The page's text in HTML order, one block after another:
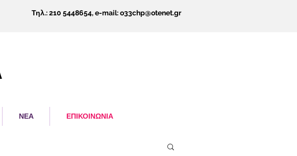
Τηλ.: 210 5448654, e-mail:o33chp@otenet.gr
ΝΕΑ ΕΠΙΚΟΙΝΩΝΙΑ